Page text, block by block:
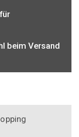
beim Versand